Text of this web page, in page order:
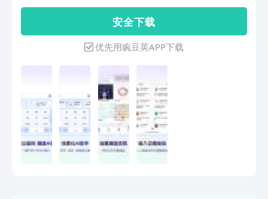
缝切换，打字翻译、说话翻译、复制翻
译、拍照翻译。出国旅游、外语交流，沟
通无障碍。【便捷魔术手势】手势操作革
命，滑行控制光标移动、批量删除。单指
为悬浮模式，操作简单又便捷。快下载使
用搜狗输入法，体验实用、好玩、有趣的
输入技能吧！
聊天气泡、头像、壁纸，海量装扮有趣有
颜特色功能【AI语音输入】1 分钟 400
字高效准确，支持离线语音、无网弱网依
然准确识别，支持202种方言、30多种外
语随心说，输入更快更好用【键盘AI键】
行业首创AI 键，活力视界布局下匹配场
景、风格，一键AI 帮写、润色、链接智
能服务，输入更懂你【键盘装扮】海量皮
肤、字体随心选，装扮你的专属键盘，输
入有趣更有颜亮点功能【拼音输入】丰富
词库，智能纠错，丝滑联想，AI预测输入
安 全 下 载
优先用豌豆荚APP下载